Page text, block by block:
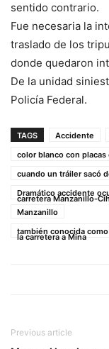
sentido contrario.
Fue necesaria la
traslado de los
donde quedaron
De la unidad
Policía Federal.
TAGS Accidente
color blanco con placas
cuando un tráiler sacó
Dramático accidente
carretera Manzanillo-
Manzanillo
también conocida
la carretera a Mina
Previous article